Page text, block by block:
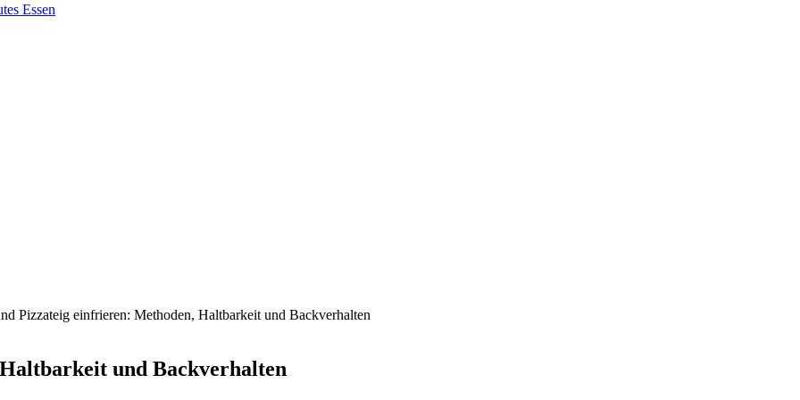
Pizzateig einfrieren: Methoden, Haltbarkeit und Backverhalten
und Backverhalten